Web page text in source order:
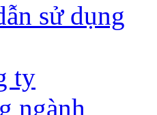
sử dụng
ty
ngành